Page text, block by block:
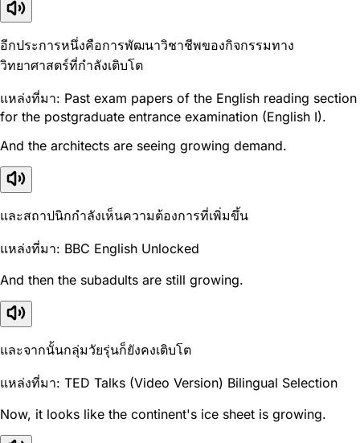
อีกประการหนึ่งคือการพัฒนาวิชาชีพของกิจกรรมทาง
วิทยาศาสตร์ที่กำลังเติบโต
แหล่งที่มา: Past exam papers of the English reading section
for the postgraduate entrance examination (English I).
And the architects are seeing growing demand.
และสถาปนิกกำลังเห็นความต้องการที่เพิ่มขึ้น
แหล่งที่มา: BBC English Unlocked
And then the subadults are still growing.
และจากนั้นกลุ่มวัยรุ่นก็ยังคงเติบโต
แหล่งที่มา: TED Talks (Video Version) Bilingual Selection
Now, it looks like the continent's ice sheet is growing.